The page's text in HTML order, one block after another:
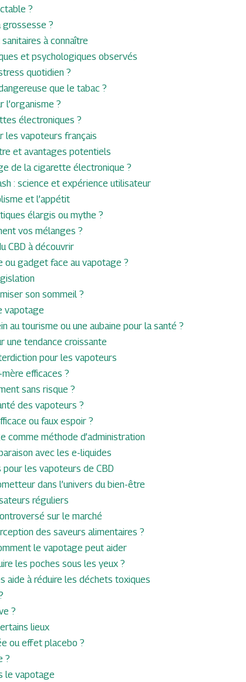
?
grossesse ?
à connaître
et psychologiques observés
quotidien ?
que le tabac ?
l’organisme ?
électroniques ?
les vapoteurs français
et avantages potentiels
de la cigarette électronique ?
: science et expérience utilisateur
et l’appétit
élargis ou mythe ?
vos mélanges ?
CBD à découvrir
ou gadget face au vapotage ?
son sommeil ?
vapotage
au tourisme ou une aubaine pour la santé ?
une tendance croissante
pour les vapoteurs
efficaces ?
sans risque ?
des vapoteurs ?
ou faux espoir ?
comme méthode d’administration
avec les e-liquides
les vapoteurs de CBD
dans l’univers du bien-être
réguliers
sur le marché
des saveurs alimentaires ?
le vapotage peut aider
les poches sous les yeux ?
aide à réduire les déchets toxiques
?
lieux
ou effet placebo ?
?
le vapotage